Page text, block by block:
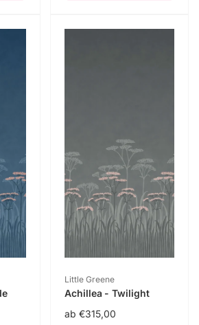
Anbieter:
Little Greene
Achillea - Twilight
Normaler
ab €315,00